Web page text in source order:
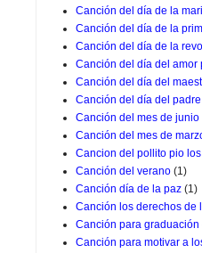
Canción del día de la
Canción del día de la
Canción del día de la
Canción del día del amor
Canción del día del
Canción del día del padre
Canción del mes de junio
Canción del mes de
Cancion del pollito pio
Canción del verano (1)
Canción día de la paz (1)
Canción los derechos de
Canción para graduación
Canción para motivar a